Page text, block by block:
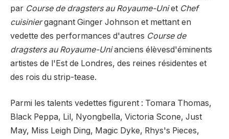
par Course de dragsters au Royaume-Uniet Chef
cuisiniergagnant Ginger Johnson et mettant en
vedette des performances d'autres Course de
dragsters au Royaume-Unianciens élèvesd'éminents
artistes de l'Est de Londres, des reines résidentes et
des rois du strip-tease.
Parmi les talents vedettes figurent : Tomara Thomas,
Black Peppa, Lil, Nyongbella, Victoria Scone, Just
May, Miss Leigh Ding, Magic Dyke, Rhys's Pieces,